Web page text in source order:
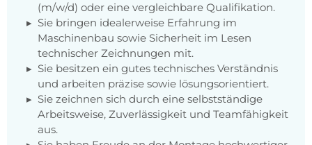
(m/w/d) oder eine vergleichbare Qualifikation.
Sie bringen idealerweise Erfahrung im
Maschinenbau sowie Sicherheit im Lesen
technischer Zeichnungen mit.
Sie besitzen ein gutes technisches Verständnis
und arbeiten präzise sowie lösungsorientiert.
Sie zeichnen sich durch eine selbstständige
Arbeitsweise, Zuverlässigkeit und Teamfähigkeit
aus.